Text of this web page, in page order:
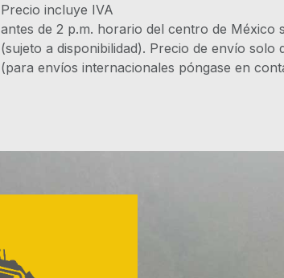
Precio incluye IVA
antes de 2 p.m. horario del centro de México
(sujeto a disponibilidad). Precio de envío solo
(para envíos internacionales póngase en